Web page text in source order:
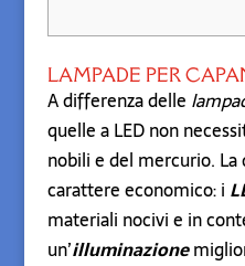
LAMPADE PER
A differenza delle
quelle a LED non
nobili e del mercurio.
carattere economico: i
materiali nocivi e in
un’illuminazione